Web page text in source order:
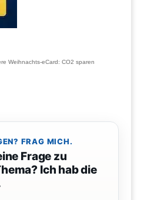
Weihnachts-eCard: CO2 sparen
FRAG MICH.
Frage zu
Ich hab die